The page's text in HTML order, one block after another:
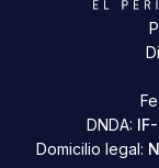
DNDA:
Domicilio legal: